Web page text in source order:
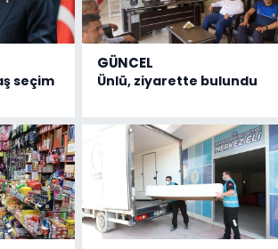
seçim
GÜNCEL
Ünlü, ziyarette bulundu